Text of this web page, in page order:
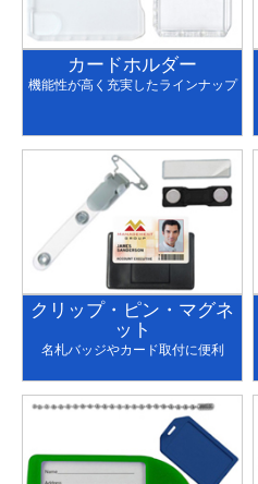
カードホルダー
機能性が高く充実したラインナップ
クリップ・ピン・マグネ
ット
名札バッジやカード取付に便利